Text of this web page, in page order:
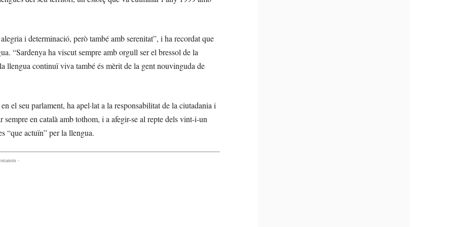
i determinació, però també amb serenitat”, i ha recordat que
“Sardenya ha viscut sempre amb orgull ser el bressol de la
llengua continuï viva també és mèrit de la gent nouvinguda de
el seu parlament, ha apel·lat a la responsabilitat de la ciutadania i
en català amb tothom, i a afegir-se al repte dels vint-i-un
“que actuïn” per la llengua.
-